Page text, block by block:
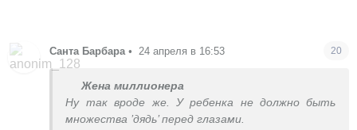
Санта Барбара • 24 апреля в 16:53 20
Жена миллионера
Ну так вроде же. У ребенка не должно быть
множества ’дядь’ перед глазами.